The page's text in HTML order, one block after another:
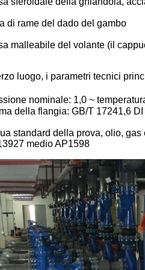
di rame del dado del gambo
malleabile del volante (il
luogo, i parametri tecnici
nominale: 1,0 ~
della flangia: GB/T 17241,6
standard della prova, olio,
medio AP1598